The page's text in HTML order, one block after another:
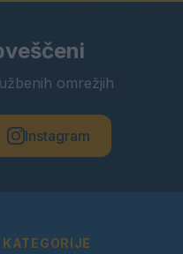
omrežjih
Instagram
KATEGORIJE